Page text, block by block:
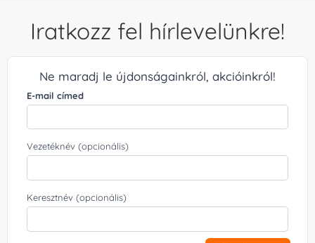
Iratkozz fel hírlevelünkre!
Ne maradj le újdonságainkról, akcióinkról!
E-mail címed
Vezetéknév (opcionális)
Keresztnév (opcionális)